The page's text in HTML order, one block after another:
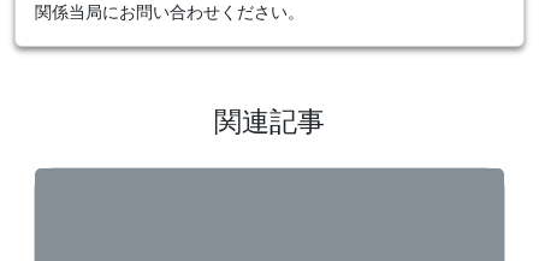
関係当局にお問い合わせください。
関連記事